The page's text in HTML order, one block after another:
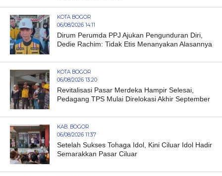
KOTA BOGOR
06/08/2026 14:11
Dirum Perumda PPJ Ajukan Pengunduran Diri,
Dedie Rachim: Tidak Etis Menanyakan Alasannya
KOTA BOGOR
06/08/2026 13:20
Revitalisasi Pasar Merdeka Hampir Selesai,
Pedagang TPS Mulai Direlokasi Akhir September
KAB. BOGOR
06/08/2026 11:37
Setelah Sukses Tohaga Idol, Kini Ciluar Idol Hadir
Semarakkan Pasar Ciluar